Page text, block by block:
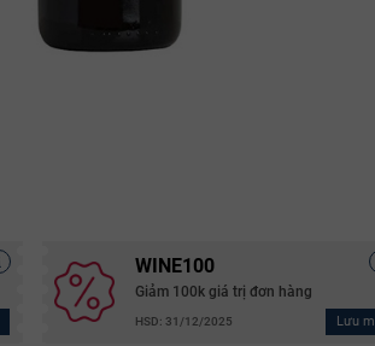
WINE100
Giảm 100k giá trị đơn hàng
HSD: 31/12/2025 Lưu